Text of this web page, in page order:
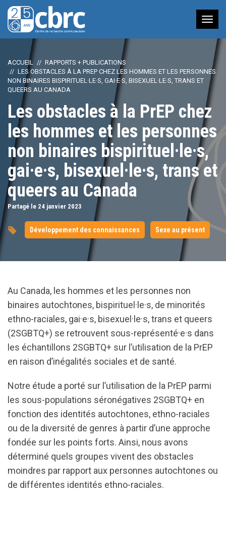
à
ACCUEIL
RAPPORTS + PUBLICATIONS
LES OBSTACLES À LA PREP CHEZ LES HOMMES ET LES PERSONNES
NON BINAIRES BISPIRITUEL·LE·S, GAI·E·S, BISEXUEL·LE·S, TRANS ET
QUEERS AU CANADA
Les obstacles à la PrEP chez
les hommes et les personnes
non binaires bispirituel·le·s,
gai·e·s, bisexuel·le·s, trans et
queers au Canada
Partagé le 24 janvier 2023
Développement des connaissances Sexe au présent
Au Canada, les hommes et les personnes non
binaires autochtones, bispirituel·le·s, de minorités
ethno-raciales, gai·e·s, bisexuel·le·s, trans et queers
(2SGBTQ+) se retrouvent sous-représenté·e·s dans
les échantillons 2SGBTQ+ sur l’utilisation de la PrEP
en raison d’inégalités sociales et de santé.
Notre étude a porté sur l’utilisation de la PrEP parmi
les sous-populations séronégatives 2SGBTQ+ en
fonction des identités autochtones, ethno-raciales
ou de la diversité de genres à partir d’une approche
fondée sur les points forts. Ainsi, nous avons
déterminé quels groupes vivent des obstacles
moindres par rapport aux personnes autochtones ou
de différentes identités ethno-raciales.